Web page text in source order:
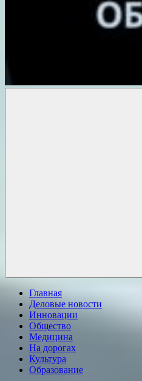
Главная
Деловые новости
Инновации
Общество
Медицина
На дорогах
Культура
Образование